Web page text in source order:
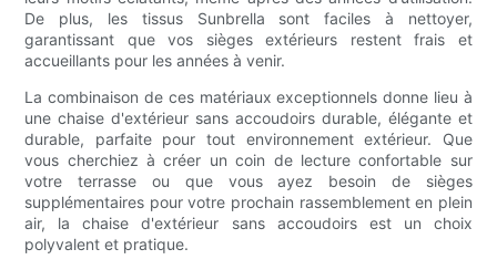
De plus, les tissus Sunbrella sont faciles à nettoyer,
garantissant que vos sièges extérieurs restent frais et
accueillants pour les années à venir.
La combinaison de ces matériaux exceptionnels donne lieu à
une chaise d'extérieur sans accoudoirs durable, élégante et
durable, parfaite pour tout environnement extérieur. Que
vous cherchiez à créer un coin de lecture confortable sur
votre terrasse ou que vous ayez besoin de sièges
supplémentaires pour votre prochain rassemblement en plein
air, la chaise d'extérieur sans accoudoirs est un choix
polyvalent et pratique.